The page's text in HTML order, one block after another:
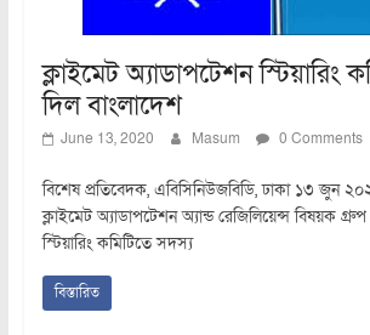
ক্লাইমেট অ্যাডাপটেশন স্টিয়ারিং
দিল বাংলাদেশ
June 13, 2020 Masum 0 Comments
বিশেষ প্রতিবেদক, এবিসিনিউজবিডি, ঢাকা ১৩ জুন
ক্লাইমেট অ্যাডাপটেশন অ্যান্ড রেজিলিয়েন্স বিষয়ক
স্টিয়ারিং কমিটিতে সদস্য
বিস্তারিত